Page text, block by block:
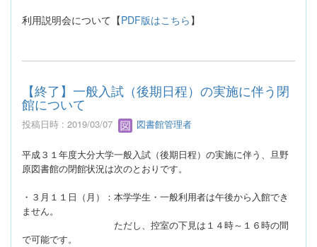
利用説明会について【PDF版はこちら 】
【終了】一般入試（後期日程）の実施に伴う閉
館について
投稿日時 : 2019/03/07 図書館管理者
平成３１年度大分大学一般入試（後期日程）の実施に伴う、旦野
原図書館の閉館状況は次のとおりです。
・３月１１日（月）：本学学生・一般利用者は午後から入館でき
ません。
ただし、控室の下見は１４時～１６時の間
で可能です。